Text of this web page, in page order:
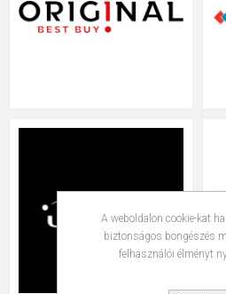
A weboldalon cookie-kat
biztonságos böngészés
felhasználói élményt